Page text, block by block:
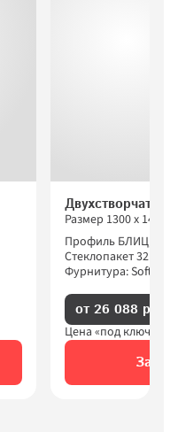
Двухстворчатое
Размер 1300 х 1400
Профиль БЛИЦ, 3
Стеклопакет 32 мм
Фурнитура:
от 26 088 руб
Цена «под ключ»